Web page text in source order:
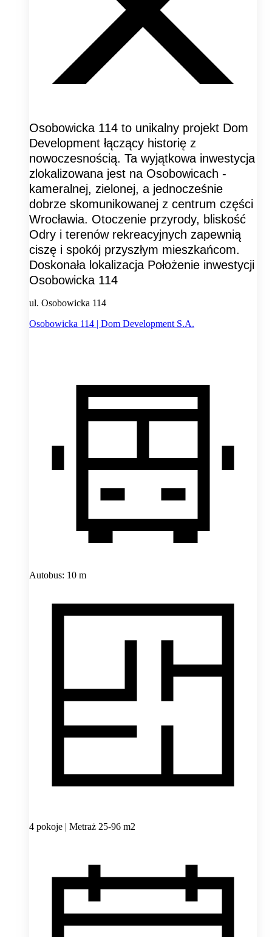
Osobowicka 114 to unikalny projekt Dom
Development łączący historię z
nowoczesnością. Ta wyjątkowa inwestycja
zlokalizowana jest na Osobowicach -
kameralnej, zielonej, a jednocześnie
dobrze skomunikowanej z centrum części
Wrocławia. Otoczenie przyrody, bliskość
Odry i terenów rekreacyjnych zapewnią
ciszę i spokój przyszłym mieszkańcom.
Doskonała lokalizacja Położenie inwestycji
Osobowicka 114
ul. Osobowicka 114
Osobowicka 114 | Dom Development S.A.
Autobus: 10 m
4 pokoje | Metraż 25-96 m2